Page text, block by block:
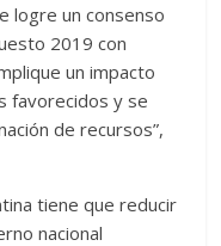
logre un consenso
2019 con
un impacto
favorecidos y se
de recursos”,
tiene que reducir
nacional